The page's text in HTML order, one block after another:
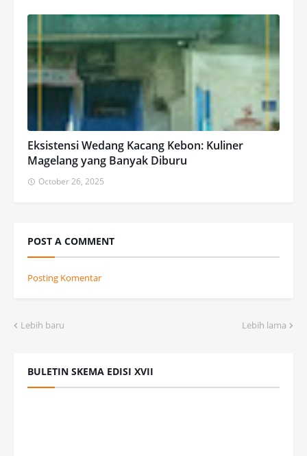
Eksistensi Wedang Kacang Kebon: Kuliner
Magelang yang Banyak Diburu
October 26, 2025
POST A COMMENT
Posting Komentar
Lebih baru Lebih lama
BULETIN SKEMA EDISI XVII